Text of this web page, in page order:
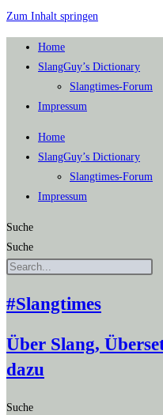
Zum Inhalt springen
Home
SlangGuy’s Dic­tion­a­ry
Slang­times-Forum
Impres­sum
Home
SlangGuy’s Dic­tion­a­ry
Slang­times-Forum
Impres­sum
Suche
Suche
#Slangtimes
Über Slang,
dazu
Suche